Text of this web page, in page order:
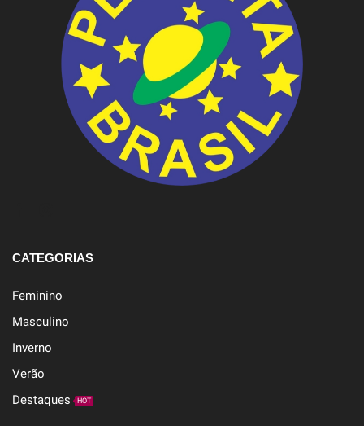
CATEGORIAS
Feminino
Masculino
Inverno
Verão
Destaques
HOT